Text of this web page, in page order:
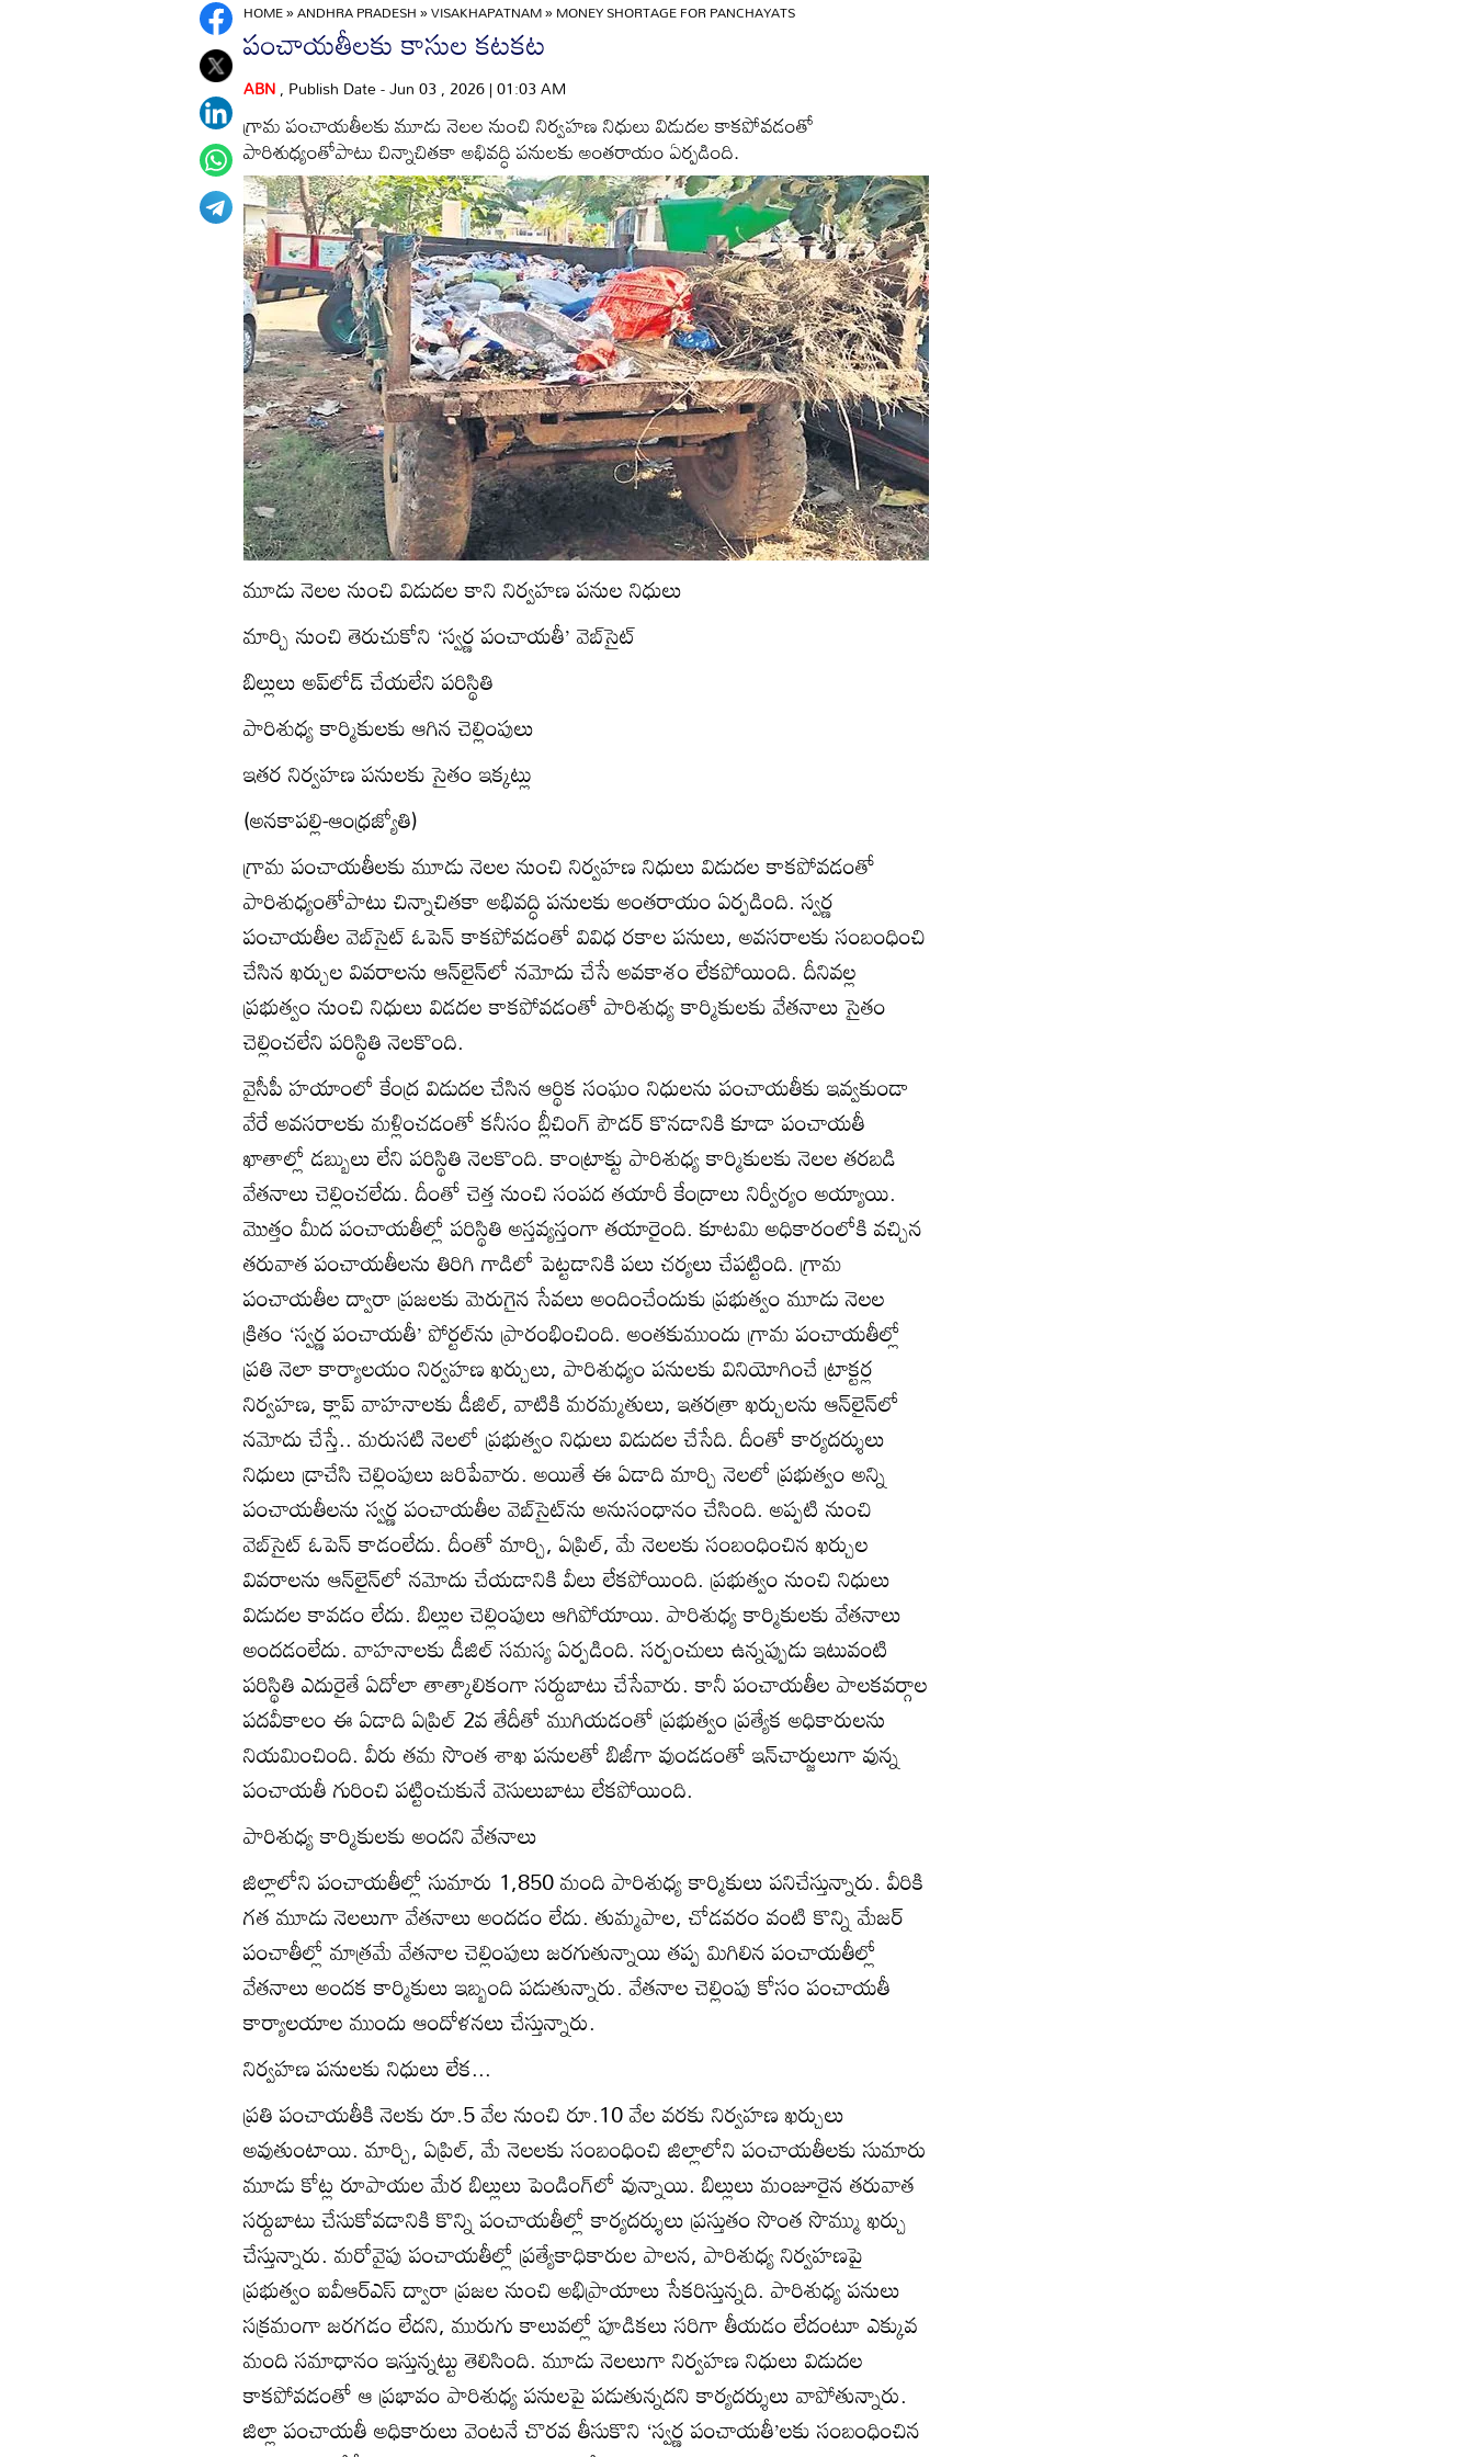
HOME»ANDHRA PRADESH»VISAKHAPATNAM»MONEY SHORTAGE FOR PANCHAYATS
పంచాయతీలకు కాసుల కటకట
ABN, Publish Date - Jun 03 , 2026 | 01:03 AM
గ్రామ పంచాయతీలకు మూడు నెలల నుంచి నిర్వహణ నిధులు విడుదల కాకపోవడంతో
పారిశుధ్యంతోపాటు చిన్నాచితకా అభివద్ధి పనులకు అంతరాయం ఏర్పడింది.
మూడు నెలల నుంచి విడుదల కాని నిర్వహణ పనుల నిధులు
మార్చి నుంచి తెరుచుకోని ‘స్వర్ణ పంచాయతీ’ వెబ్‌సైట్‌
బిల్లులు అప్‌లోడ్‌ చేయలేని పరిస్థితి
పారిశుధ్య కార్మికులకు ఆగిన చెల్లింపులు
ఇతర నిర్వహణ పనులకు సైతం ఇక్కట్లు
(అనకాపల్లి-ఆంధ్రజ్యోతి)
గ్రామ పంచాయతీలకు మూడు నెలల నుంచి నిర్వహణ నిధులు విడుదల కాకపోవడంతో
పారిశుధ్యంతోపాటు చిన్నాచితకా అభివద్ధి పనులకు అంతరాయం ఏర్పడింది. స్వర్ణ
పంచాయతీల వెబ్‌సైట్‌ ఓపెన్‌ కాకపోవడంతో వివిధ రకాల పనులు, అవసరాలకు సంబంధించి
చేసిన ఖర్చుల వివరాలను ఆన్‌లైన్‌లో నమోదు చేసే అవకాశం లేకపోయింది. దీనివల్ల
ప్రభుత్వం నుంచి నిధులు విడదల కాకపోవడంతో పారిశుధ్య కార్మికులకు వేతనాలు సైతం
చెల్లించలేని పరిస్థితి నెలకొంది.
వైసీపీ హయాంలో కేంద్ర విడుదల చేసిన ఆర్థిక సంఘం నిధులను పంచాయతీకు ఇవ్వకుండా
వేరే అవసరాలకు మళ్లించడంతో కనీసం బ్లీచింగ్‌ పౌడర్‌ కొనడానికి కూడా పంచాయతీ
ఖాతాల్లో డబ్బులు లేని పరిస్థితి నెలకొంది. కాంట్రాక్టు పారిశుధ్య కార్మికులకు నెలల తరబడి
వేతనాలు చెల్లించలేదు. దీంతో చెత్త నుంచి సంపద తయారీ కేంద్రాలు నిర్వీర్యం అయ్యాయి.
మొత్తం మీద పంచాయతీల్లో పరిస్థితి అస్తవ్యస్తంగా తయారైంది. కూటమి అధికారంలోకి వచ్చిన
తరువాత పంచాయతీలను తిరిగి గాడిలో పెట్టడానికి పలు చర్యలు చేపట్టింది. గ్రామ
పంచాయతీల ద్వారా ప్రజలకు మెరుగైన సేవలు అందించేందుకు ప్రభుత్వం మూడు నెలల
క్రితం ‘స్వర్ణ పంచాయతీ’ పోర్టల్‌ను ప్రారంభించింది. అంతకుముందు గ్రామ పంచాయతీల్లో
ప్రతి నెలా కార్యాలయం నిర్వహణ ఖర్చులు, పారిశుధ్యం పనులకు వినియోగించే ట్రాక్టర్ల
నిర్వహణ, క్లాప్‌ వాహనాలకు డీజిల్‌, వాటికి మరమ్మతులు, ఇతరత్రా ఖర్చులను ఆన్‌లైన్‌లో
నమోదు చేస్తే.. మరుసటి నెలలో ప్రభుత్వం నిధులు విడుదల చేసేది. దీంతో కార్యదర్శులు
నిధులు డ్రాచేసి చెల్లింపులు జరిపేవారు. అయితే ఈ ఏడాది మార్చి నెలలో ప్రభుత్వం అన్ని
పంచాయతీలను స్వర్ణ పంచాయతీల వెబ్‌సైట్‌ను అనుసంధానం చేసింది. అప్పటి నుంచి
వెబ్‌సైట్‌ ఓపెన్‌ కాడంలేదు. దీంతో మార్చి, ఏప్రిల్‌, మే నెలలకు సంబంధించిన ఖర్చుల
వివరాలను ఆన్‌లైన్‌లో నమోదు చేయడానికి వీలు లేకపోయింది. ప్రభుత్వం నుంచి నిధులు
విడుదల కావడం లేదు. బిల్లుల చెల్లింపులు ఆగిపోయాయి. పారిశుధ్య కార్మికులకు వేతనాలు
అందడంలేదు. వాహనాలకు డీజిల్‌ సమస్య ఏర్పడింది. సర్పంచులు ఉన్నప్పుడు ఇటువంటి
పరిస్థితి ఎదురైతే ఏదోలా తాత్కాలికంగా సర్దుబాటు చేసేవారు. కానీ పంచాయతీల పాలకవర్గాల
పదవీకాలం ఈ ఏడాది ఏప్రిల్‌ 2వ తేదీతో ముగియడంతో ప్రభుత్వం ప్రత్యేక అధికారులను
నియమించింది. వీరు తమ సొంత శాఖ పనులతో బిజీగా వుండడంతో ఇన్‌చార్జులుగా వున్న
పంచాయతీ గురించి పట్టించుకునే వెసులుబాటు లేకపోయింది.
పారిశుధ్య కార్మికులకు అందని వేతనాలు
జిల్లాలోని పంచాయతీల్లో సుమారు 1,850 మంది పారిశుధ్య కార్మికులు పనిచేస్తున్నారు. వీరికి
గత మూడు నెలలుగా వేతనాలు అందడం లేదు. తుమ్మపాల, చోడవరం వంటి కొన్ని మేజర్‌
పంచాతీల్లో మాత్రమే వేతనాల చెల్లింపులు జరగుతున్నాయి తప్ప మిగిలిన పంచాయతీల్లో
వేతనాలు అందక కార్మికులు ఇబ్బంది పడుతున్నారు. వేతనాల చెల్లింపు కోసం పంచాయతీ
కార్యాలయాల ముందు ఆందోళనలు చేస్తున్నారు.
నిర్వహణ పనులకు నిధులు లేక...
ప్రతి పంచాయతీకి నెలకు రూ.5 వేల నుంచి రూ.10 వేల వరకు నిర్వహణ ఖర్చులు
అవుతుంటాయి. మార్చి, ఏప్రిల్‌, మే నెలలకు సంబంధించి జిల్లాలోని పంచాయతీలకు సుమారు
మూడు కోట్ల రూపాయల మేర బిల్లులు పెండింగ్‌లో వున్నాయి. బిల్లులు మంజూరైన తరువాత
సర్దుబాటు చేసుకోవడానికి కొన్ని పంచాయతీల్లో కార్యదర్శులు ప్రస్తుతం సొంత సొమ్ము ఖర్చు
చేస్తున్నారు. మరోవైపు పంచాయతీల్లో ప్రత్యేకాధికారుల పాలన, పారిశుధ్య నిర్వహణపై
ప్రభుత్వం ఐవీఆర్‌ఎస్‌ ద్వారా ప్రజల నుంచి అభిప్రాయాలు సేకరిస్తున్నది. పారిశుధ్య పనులు
సక్రమంగా జరగడం లేదని, మురుగు కాలువల్లో పూడికలు సరిగా తీయడం లేదంటూ ఎక్కువ
మంది సమాధానం ఇస్తున్నట్టు తెలిసింది. మూడు నెలలుగా నిర్వహణ నిధులు విడుదల
కాకపోవడంతో ఆ ప్రభావం పారిశుధ్య పనులపై పడుతున్నదని కార్యదర్శులు వాపోతున్నారు.
జిల్లా పంచాయతీ అధికారులు వెంటనే చొరవ తీసుకొని ‘స్వర్ణ పంచాయతీ’లకు సంబంధించిన